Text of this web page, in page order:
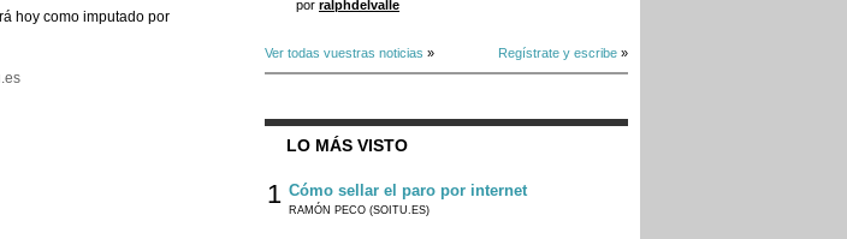
hoy como imputado por
por ralphdelvalle
Ver todas vuestras noticias » Regístrate y escribe »
LO MÁS VISTO
1 Cómo sellar el paro por internet
RAMÓN PECO (SOITU.ES)